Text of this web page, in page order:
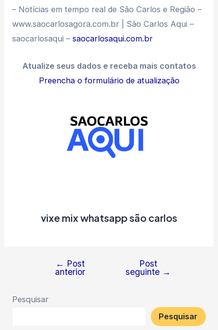
– Notícias em tempo real de São Carlos e Região –
www.saocarlosagora.com.br | São Carlos Aqui –
saocarlosaqui –saocarlosaqui.com.br
Atualize seus dados e receba mais contatos
Preencha o formulário de atualização
vixe mix whatsapp são carlos
Navegação
Post
← Post
anterior
Post
seguinte →
Pesquisar
Pesquisar